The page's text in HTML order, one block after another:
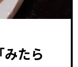
たら